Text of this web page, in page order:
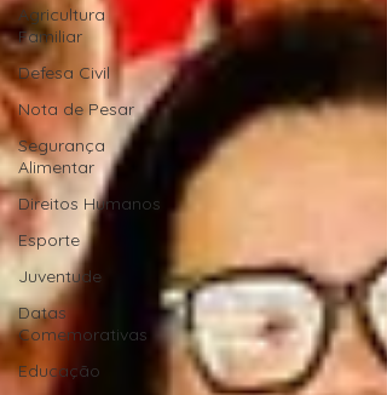
Agricultura
Familiar
Defesa Civil
Nota de Pesar
Segurança
Alimentar
Direitos Humanos
Esporte
Juventude
Datas
Comemorativas
Educação